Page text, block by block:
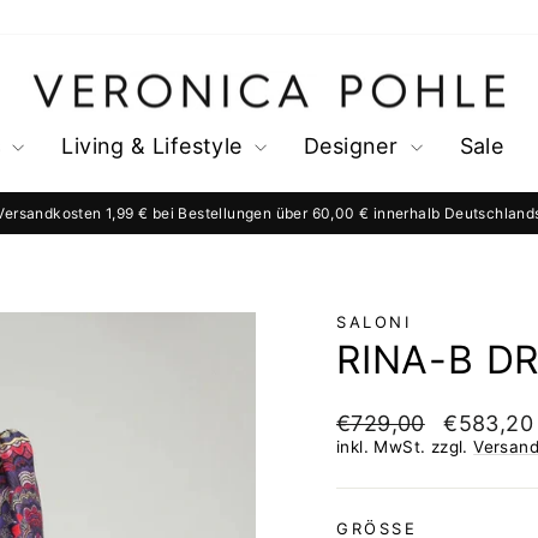
Living & Lifestyle Designer Sale
Pause
1,99 € bei Bestellungen über 60,00 € innerhalb
SALONI
RINA-B
Normaler
Preis
€729,00 €583,20
inkl. MwSt. zzgl.
GRÖSSE